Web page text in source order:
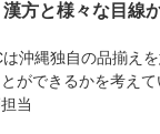
方と様々な目線
沖縄独自の品揃え
ができるかを考えて
当